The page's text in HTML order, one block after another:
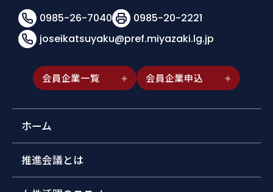
0985-26-7040
0985-20-2221
joseikatsuyaku@pref.miyazaki.lg.jp
会員企業一覧 会員企業申込
ホーム
推進会議とは